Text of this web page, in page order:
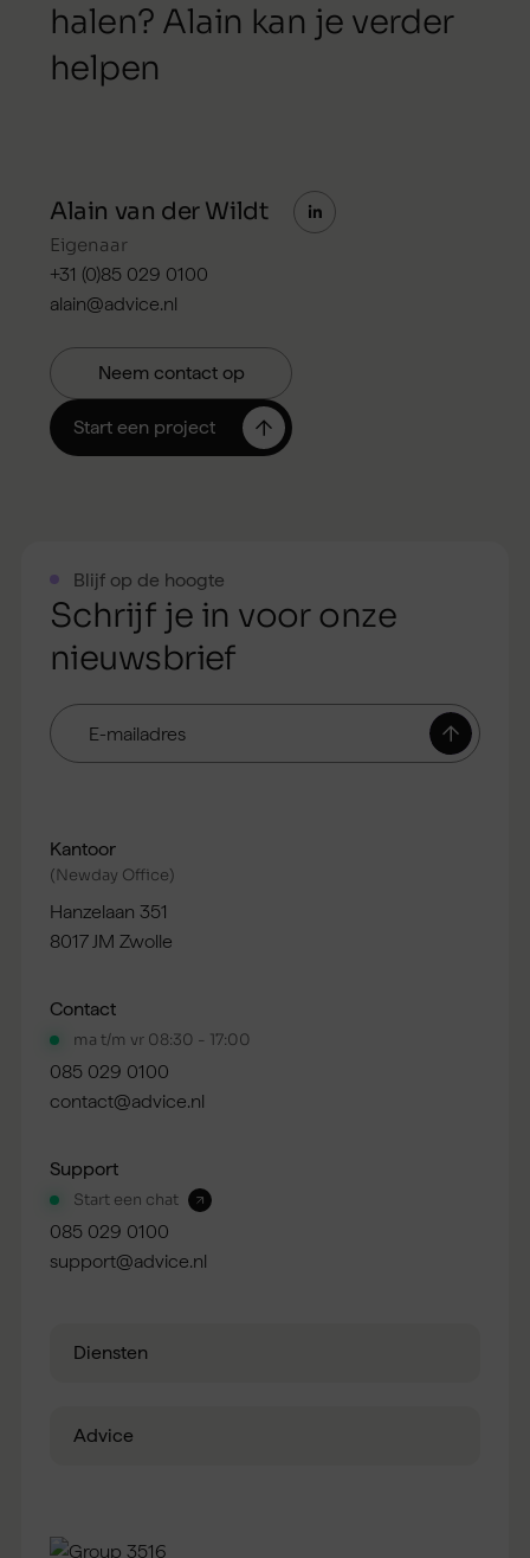
halen? Alain kan je verder
helpen
Alain van der Wildt
Eigenaar
+31 (0)85 029 0100
alain@advice.nl
Blijf op de hoogte
Schrijf je in voor onze
nieuwsbrief
E-
mailadres
Kantoor
(Newday Office)
Hanzelaan 351
8017 JM Zwolle
Contact
ma t/m vr 08:30 - 17:00
085 029 0100
contact@advice.nl
Support
Start een chat
085 029 0100
support@advice.nl
Diensten
Advice